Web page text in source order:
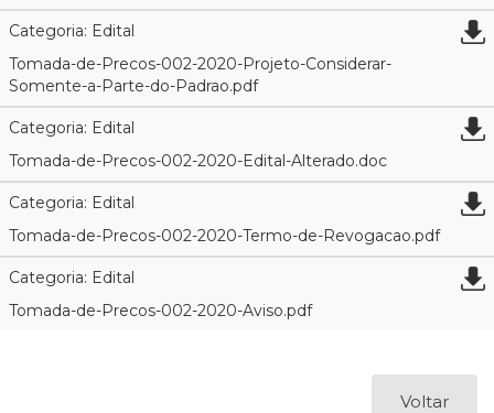
Categoria: Edital
Tomada-de-Precos-002-2020-Projeto-Considerar-
Somente-a-Parte-do-Padrao.pdf
Categoria: Edital
Tomada-de-Precos-002-2020-Edital-Alterado.doc
Categoria: Edital
Tomada-de-Precos-002-2020-Termo-de-Revogacao.pdf
Categoria: Edital
Tomada-de-Precos-002-2020-Aviso.pdf
Voltar